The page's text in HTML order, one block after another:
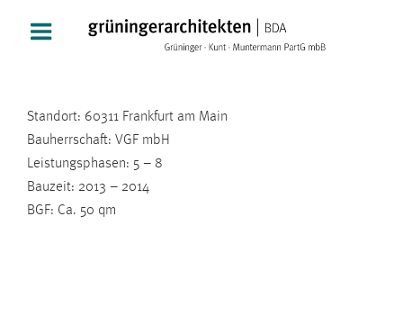
Inhalt
Standort: 60311 Frankfurt am Main
Bauherrschaft: VGF mbH
Leistungsphasen: 5 – 8
Bauzeit: 2013 – 2014
BGF: Ca. 50 qm